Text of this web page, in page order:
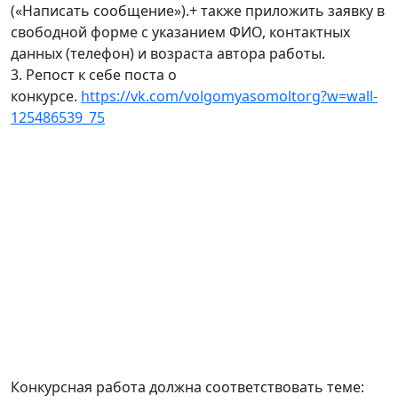
(«Написать сообщение»).+ также приложить заявку в
свободной форме с указанием ФИО, контактных
данных (телефон) и возраста автора работы.
3. Репост к себе поста о
конкурсе. https://vk.com/volgomyasomoltorg?w=wall-
125486539_75
Конкурсная работа должна соответствовать теме: